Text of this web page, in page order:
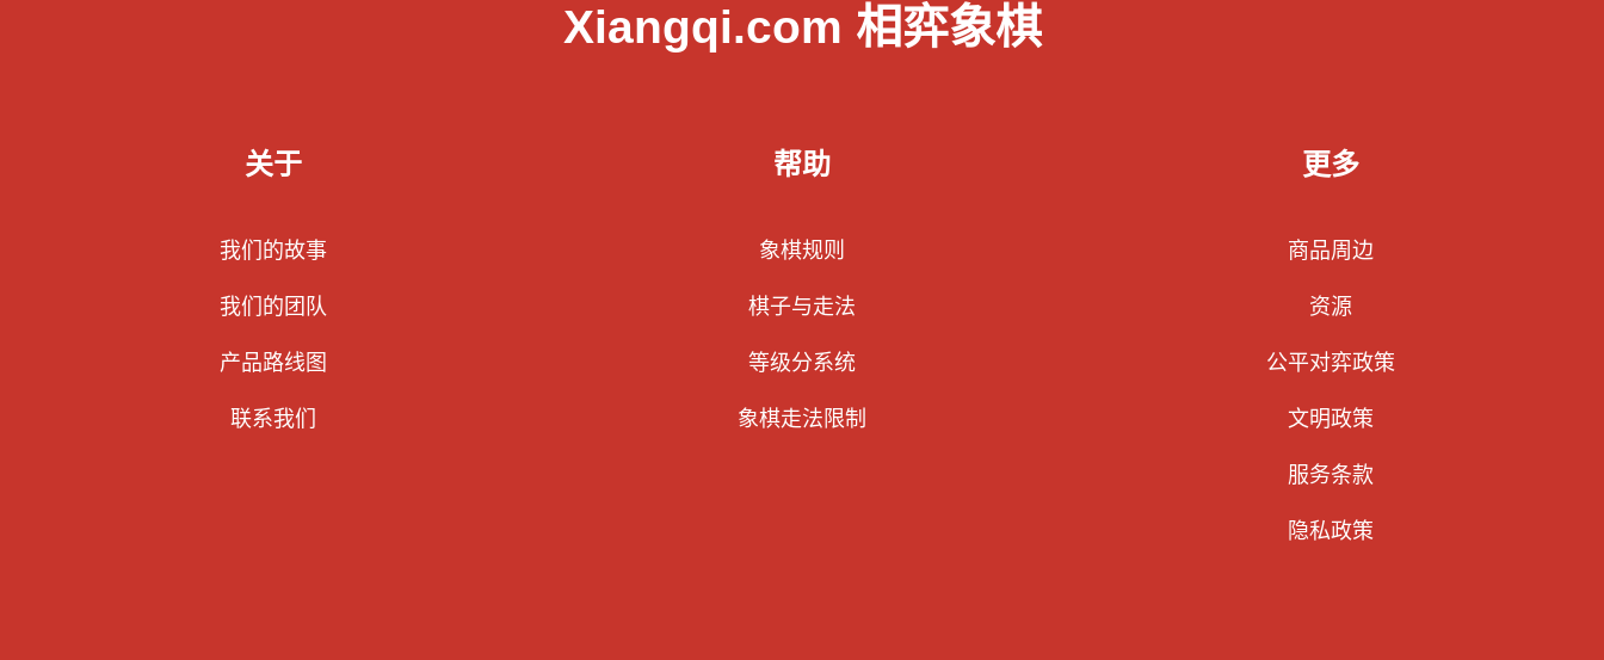
Xiangqi.com 相弈象棋
关于
我们的故事
我们的团队
产品路线图
联系我们
帮助
象棋规则
棋子与走法
等级分系统
象棋走法限制
更多
商品周边
资源
公平对弈政策
文明政策
服务条款
隐私政策